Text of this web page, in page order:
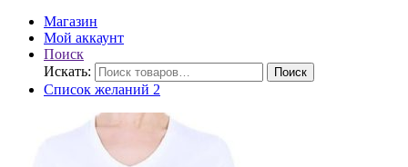
Магазин
Мой аккаунт
Поиск
Искать:
Поиск
Список желаний 2